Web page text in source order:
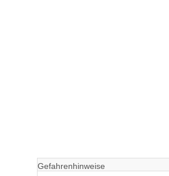
Gefahrenhinweise